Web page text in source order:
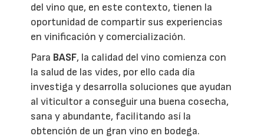
del vino que, en este contexto, tienen la
oportunidad de compartir sus experiencias
en vinificación y comercialización.
Para BASF, la calidad del vino comienza con
la salud de las vides, por ello cada día
investiga y desarrolla soluciones que ayudan
al viticultor a conseguir una buena cosecha,
sana y abundante, facilitando así la
obtención de un gran vino en bodega.